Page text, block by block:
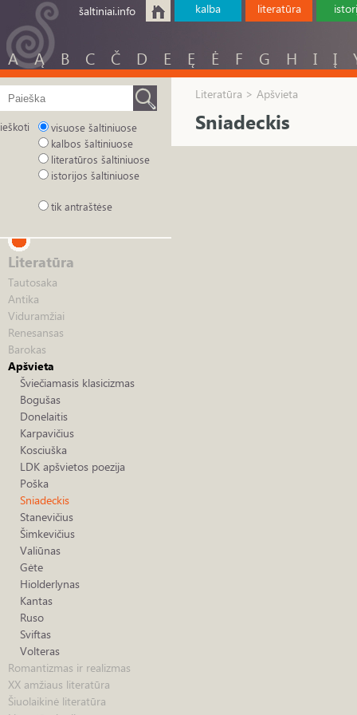
šaltiniai.info kalba literatūra
A Ą B C Č D E Ę Ė F G H I Į
ieškoti
visuose šaltiniuose
kalbos šaltiniuose
literatūros šaltiniuose
istorijos šaltiniuose
tik antraštėse
Literatūra
Tautosaka
Antika
Viduramžiai
Renesansas
Barokas
Apšvieta
Šviečiamasis klasicizmas
Bogušas
Donelaitis
Karpavičius
Kosciuška
LDK apšvietos poezija
Poška
Sniadeckis
Stanevičius
Šimkevičius
Valiūnas
Gėte
Hiolderlynas
Kantas
Ruso
Sviftas
Volteras
Romantizmas ir realizmas
XX amžiaus literatūra
Šiuolaikinė literatūra
Literatūra > Apšvieta
Sniadeckis